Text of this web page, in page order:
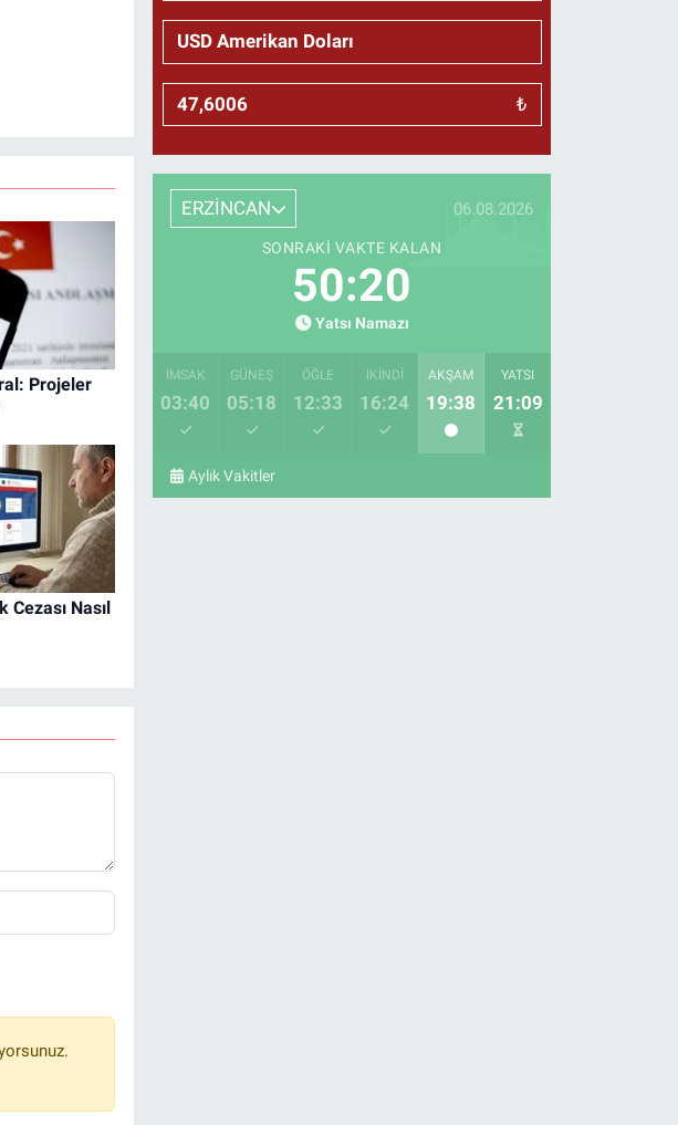
Projeler
Nasıl
₺
ERZİNCAN 06.08.2026
SONRAKI VAKTE KALAN
50:19
Yatsı Namazı
İMSAK
03:40
GÜNEŞ
05:18
ÖĞLE
12:33
İKINDI
16:24
AKŞAM
19:38
YATSI
21:09
Aylık Vakitler